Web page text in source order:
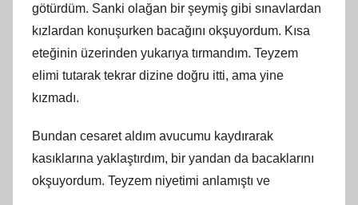
götürdüm. Sanki olağan bir şeymiş gibi sınavlardan
kızlardan konuşurken bacağını okşuyordum. Kısa
eteğinin üzerinden yukarıya tırmandım. Teyzem
elimi tutarak tekrar dizine doğru itti, ama yine
kızmadı.
Bundan cesaret aldım avucumu kaydırarak
kasıklarına yaklaştırdım, bir yandan da bacaklarını
okşuyordum. Teyzem niyetimi anlamıştı ve